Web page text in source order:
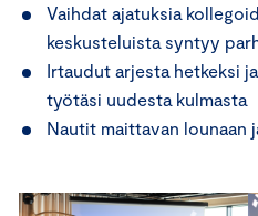
Vaihdat ajatuksia
keskusteluista syntyy
Irtaudut arjesta hetkeksi
työtäsi uudesta kulmasta
Nautit maittavan lounaan